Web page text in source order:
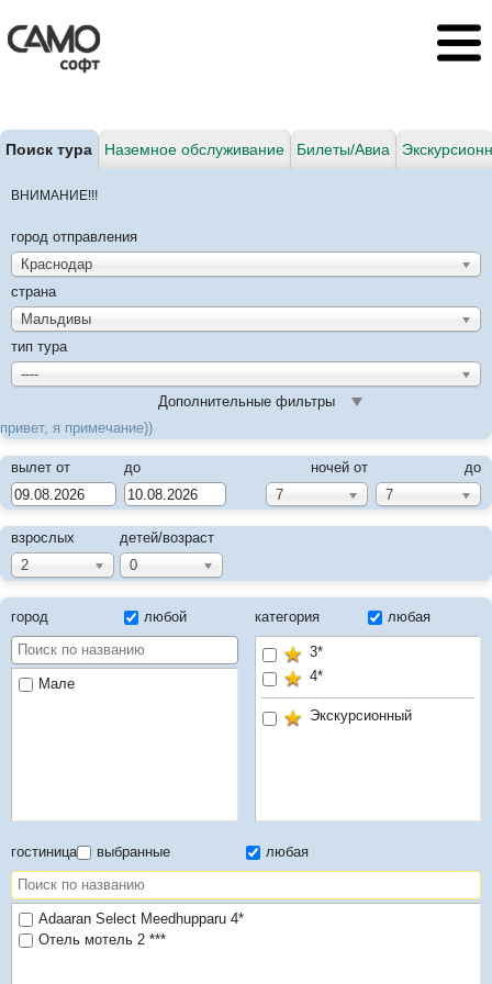
Поиск тура Наземное обслуживание Билеты/Авиа
ВНИМАНИЕ!!!
город отправления
Краснодар
страна
Мальдивы
тип тура
----
Дополнительные фильтры
привет, я примечание))
вылет от
ночей от
7
до
до
7
взрослых
2
детей/возраст
0
город любой
Мале
категория любая
3*
4*
Экскурсионный
гостиница выбранные любая
Adaaran Select Meedhupparu 4*
Отель мотель 2 ***